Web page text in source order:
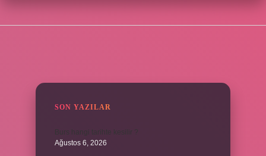
SON YAZILAR
Burs hangi tarihte kesilir ?
Ağustos 6, 2026